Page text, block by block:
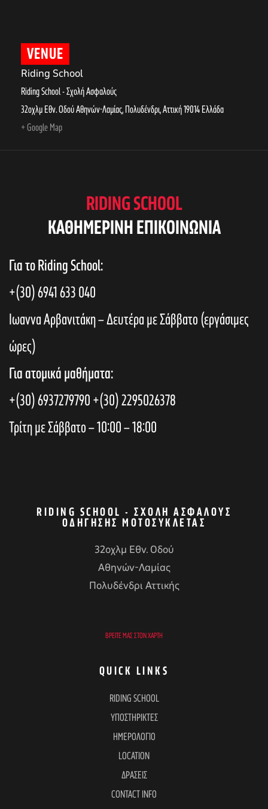
VENUE
Riding School
Riding School - Σχολή Ασφαλούς
32οχλμ Εθν. Οδού Αθηνών-Λαμίας, Πολυδένδρι,Αττική19014Ελλάδα
+ Google Map
RIDING SCHOOL
KAΘΗΜΕΡΙΝΗ ΕΠΙΚΟΙΝΩΝΙΑ
Για το Riding School:
+(30) 6941 633 040
Ιωαννα Αρβανιτάκη – Δευτέρα με Σάββατο (εργάσιμες
ώρες)
Για ατομικά μαθήματα:
+(30) 6937279790+(30) 2295026378
Τρίτη με Σάββατο – 10:00 – 18:00
RIDING SCHOOL - ΣΧΟΛΉ ΑΣΦΑΛΟΎΣ
ΟΔΉΓΗΣΗΣ ΜΟΤΟΣΥΚΛΈΤΑΣ
32οχλμ Εθν. Οδού
Αθηνών-Λαμίας
Πολυδένδρι Αττικής
ΒΡΕΊΤΕ ΜΑΣ ΣΤΟΝ ΧΆΡΤΗ
QUICK LINKS
RIDING SCHOOL
ΥΠΟΣΤΗΡΙΚΤΕΣ
ΗΜΕΡΟΛΟΓΙΟ
LOCATION
ΔΡΑΣΕΙΣ
CONTACT INFO